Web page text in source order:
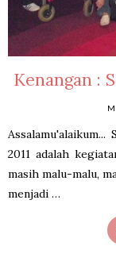
Kenangan :
2011 adalah
masih malu-malu,
menjadi …